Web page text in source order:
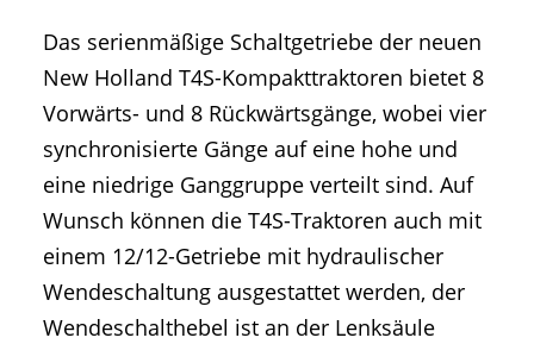
Das serienmäßige Schaltgetriebe der neuen
New Holland T4S-Kompakttraktoren bietet 8
Vorwärts- und 8 Rückwärtsgänge, wobei vier
synchronisierte Gänge auf eine hohe und
eine niedrige Ganggruppe verteilt sind. Auf
Wunsch können die T4S-Traktoren auch mit
einem 12/12-Getriebe mit hydraulischer
Wendeschaltung ausgestattet werden, der
Wendeschalthebel ist an der Lenksäule